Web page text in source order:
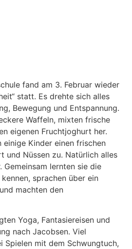
fand am 3. Februar wieder
statt. Es drehte sich alles
Bewegung und Entspannung.
Waffeln, mixten frische
eigenen Fruchtjoghurt her.
Kinder einen frischen
und Nüssen zu. Natürlich alles
Gemeinsam lernten sie die
sprachen über ein
machten den
Yoga, Fantasiereisen und
nach Jacobsen. Viel
Spielen mit dem Schwungtuch,